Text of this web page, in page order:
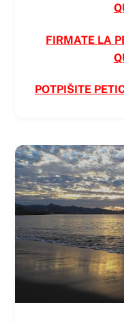
FIRMATE LA
POTPIŠITE